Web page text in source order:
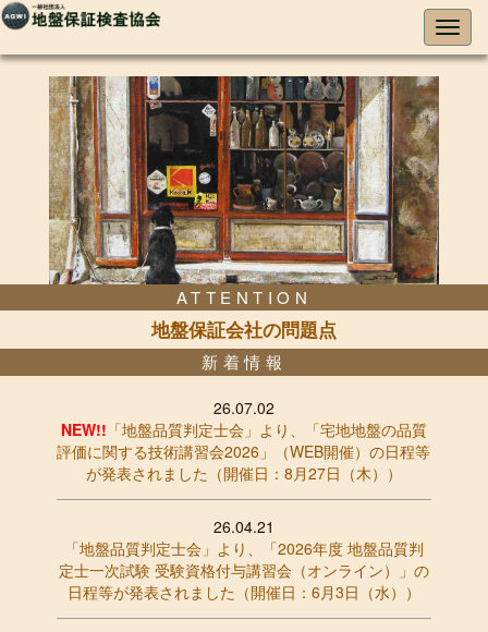
新着情報
26.07.02
NEW!! 「地盤品質判定士会」より、「宅地地盤の品質
評価に関する技術講習会2026」（WEB開催）の日程等
が発表されました（開催日：8月27日（木））
26.04.21
「地盤品質判定士会」より、「2026年度 地盤品質判
定士一次試験 受験資格付与講習会（オンライン）」の
日程等が発表されました（開催日：6月3日（水））
ATTENTION
地盤保証会社の問題点